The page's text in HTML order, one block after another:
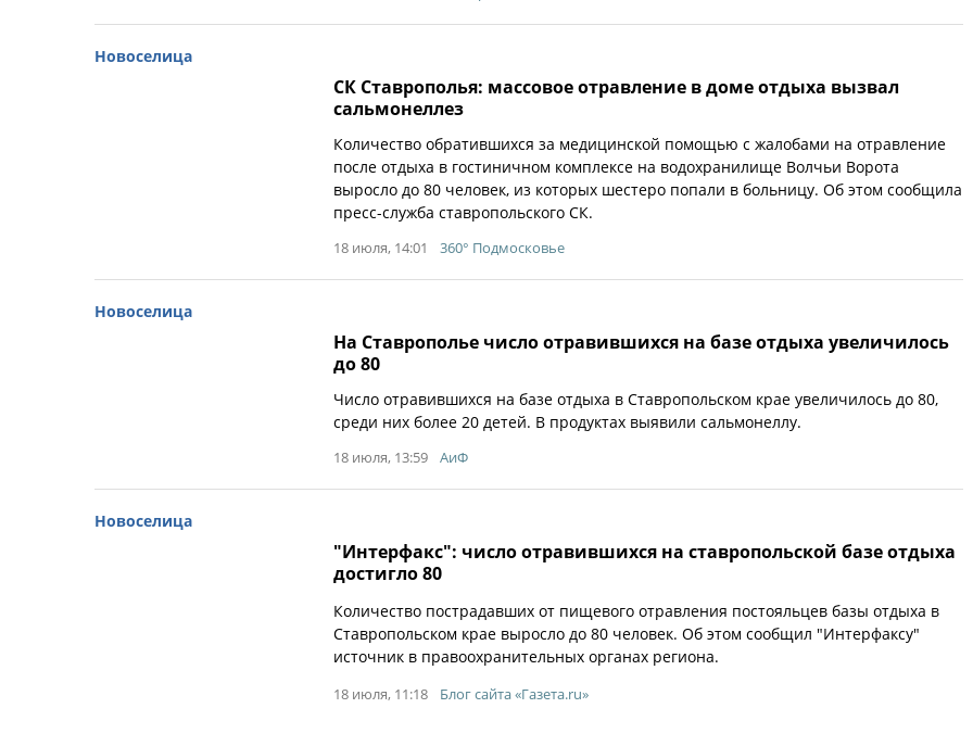
Новоселица
СК Ставрополья: массовое отравление в доме отдыха вызвал
сальмонеллез
Количество обратившихся за медицинской помощью с жалобами на отравление
после отдыха в гостиничном комплексе на водохранилище Волчьи Ворота
выросло до 80 человек, из которых шестеро попали в больницу. Об этом сообщила
пресс-служба ставропольского СК.
18 июля, 14:01 360° Подмосковье
Новоселица
На Ставрополье число отравившихся на базе отдыха увеличилось
до 80
Число отравившихся на базе отдыха в Ставропольском крае увеличилось до 80,
среди них более 20 детей. В продуктах выявили сальмонеллу.
18 июля, 13:59 АиФ
Новоселица
"Интерфакс": число отравившихся на ставропольской базе отдыха
достигло 80
Количество пострадавших от пищевого отравления постояльцев базы отдыха в
Ставропольском крае выросло до 80 человек. Об этом сообщил "Интерфаксу"
источник в правоохранительных органах региона.
18 июля, 11:18 Блог сайта «Газета.ru»